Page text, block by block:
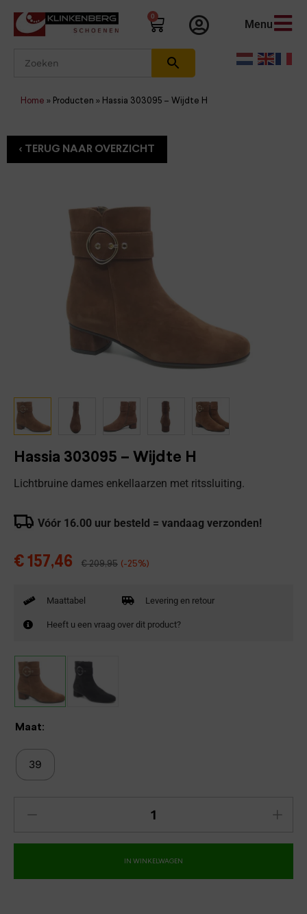
0
Menu
Home » Producten » Hassia 303095 – Wijdte H
Hassia 303095 – Wijdte H
Lichtbruine dames enkellaarzen met ritssluiting.
Vóór 16.00 uur besteld = vandaag verzonden!
€ 157,46 €209,95 (-25%)
Maattabel Levering en retour
Heeft u een vraag over dit product?
Maat:
39
IN WINKELWAGEN